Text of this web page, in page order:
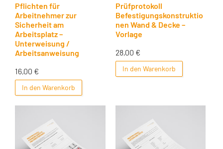
Pflichten für
Arbeitnehmer zur
Sicherheit am
Arbeitsplatz –
Unterweisung /
Arbeitsanweisung
16,00 €
In den Warenkorb
Prüfprotokoll
Befestigungskonstruktio
nen Wand & Decke –
Vorlage
28,00 €
In den Warenkorb